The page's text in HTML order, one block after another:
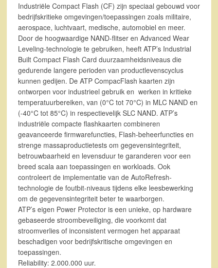
Industriële Compact Flash (CF) zijn speciaal gebouwd voor
bedrijfskritieke omgevingen/toepassingen zoals militaire,
aerospace, luchtvaart, medische, automobiel en meer.
Door de hoogwaardige NAND-flitser en Advanced Wear
Leveling-technologie te gebruiken, heeft ATP’s Industrial
Built Compact Flash Card duurzaamheidsniveaus die
gedurende langere perioden van productlevenscyclus
kunnen gedijen. De ATP CompacFlash kaarten zijn
ontworpen voor industrieel gebruik en werken in kritieke
temperatuurbereiken, van (0°C tot 70°C) in MLC NAND en
(-40°C tot 85°C) in respectievelijk SLC NAND. ATP’s
industriële compacte flashkaarten combineren
geavanceerde firmwarefuncties, Flash-beheerfuncties en
strenge massaproductietests om gegevensintegriteit,
betrouwbaarheid en levensduur te garanderen voor een
breed scala aan toepassingen en workloads. Ook
controleert de implementatie van de AutoRefresh-
technologie de foutbit-niveaus tijdens elke leesbewerking
om de gegevensintegriteit beter te waarborgen.
ATP’s eigen Power Protector is een unieke, op hardware
gebaseerde stroombeveiliging, die voorkomt dat
stroomverlies of inconsistent vermogen het apparaat
beschadigen voor bedrijfskritische omgevingen en
toepassingen.
Reliability: 2.000.000 uur.